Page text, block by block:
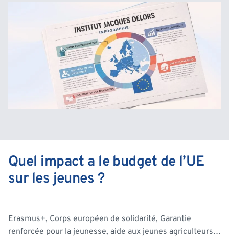
Quel impact a le budget de l’UE
sur les jeunes ?
Erasmus+, Corps européen de solidarité, Garantie
renforcée pour la jeunesse, aide aux jeunes agriculteurs…